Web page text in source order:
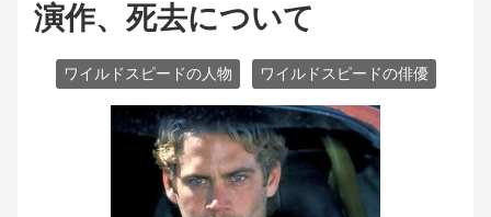
演作、死去について
ワイルドスピードの人物 ワイルドスピードの俳優